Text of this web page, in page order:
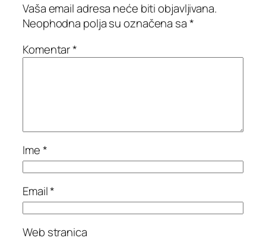
Vaša email adresa neće biti objavljivana.
Neophodna polja su označena sa*
Komentar*
Ime*
Email*
Web stranica